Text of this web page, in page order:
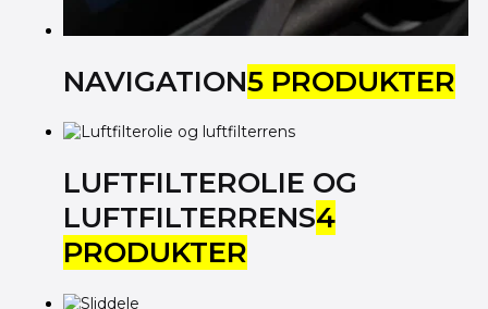
NAVIGATION5 PRODUKTER
LUFTFILTEROLIE OG
LUFTFILTERRENS4
PRODUKTER